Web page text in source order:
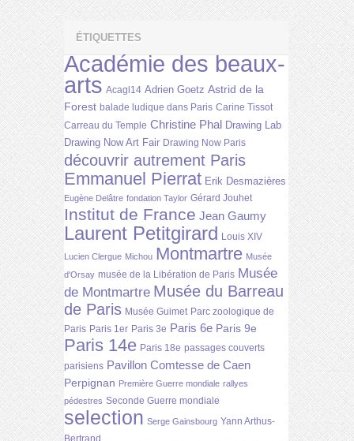
ÉTIQUETTES
Académie des beaux-
arts Acagl14 Adrien Goetz Astrid de la
Forest balade ludique dans Paris Carine Tissot
Carreau du Temple Christine Phal Drawing Lab
Drawing Now Art Fair Drawing Now Paris
découvrir autrement Paris
Emmanuel Pierrat Erik Desmazières
Eugène Delâtre fondation Taylor Gérard Jouhet
Institut de France Jean Gaumy
Laurent Petitgirard Louis XIV
Lucien Clergue Michou Montmartre Musée
d'Orsay musée de la Libération de Paris Musée
de Montmartre Musée du Barreau
de Paris Musée Guimet Parc zoologique de
Paris Paris 1er Paris 3e Paris 6e Paris 9e
Paris 14e Paris 18e passages couverts
parisiens Pavillon Comtesse de Caen
Perpignan Première Guerre mondiale rallyes
pédestres Seconde Guerre mondiale
selection Serge Gainsbourg Yann Arthus-
Bertrand